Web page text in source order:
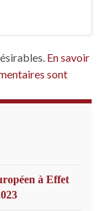
En savoir
sont
à Effet